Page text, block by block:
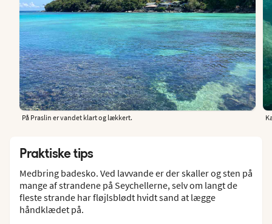
På Praslin er vandet klart og lækkert.
Praktiske tips
Medbring badesko. Ved lavvande er der skaller og sten på
mange af strandene på Seychellerne, selv om langt de
fleste strande har fløjlsblødt hvidt sand at lægge
håndklædet på.